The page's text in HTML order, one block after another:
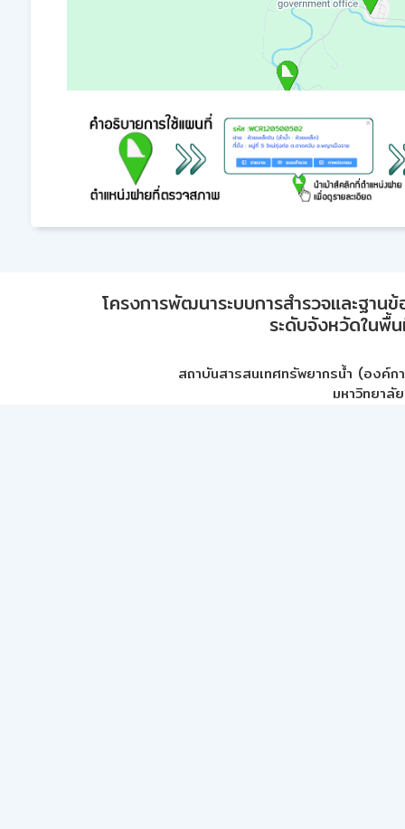
โครงการพัฒนาระบบการสำรวจและฐา
ระดับจังหวัดในพื้
สถาบันสารสนเทศทรัพยากรน้ำ (องค์ก
มหาวิทยาลั